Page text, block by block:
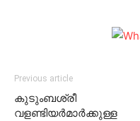
Previous article
കുടുംബശ്രീ
വളണ്ടിയര്‍മാര്‍ക്കുള്ള